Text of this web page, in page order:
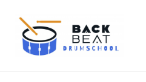
Inhalt
springen